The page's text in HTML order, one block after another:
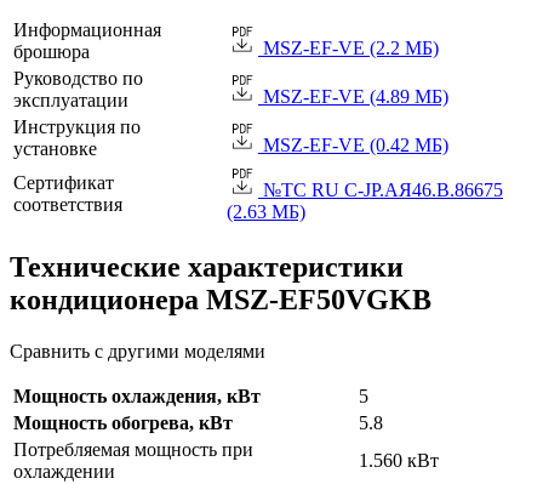
Информационная
брошюра
MSZ-EF-VE (2.2 МБ)
Руководство по
эксплуатации
MSZ-EF-VE (4.89 МБ)
Инструкция по
установке
MSZ-EF-VE (0.42 МБ)
Сертификат
соответствия
№TC RU C-JP.АЯ46.B.86675
(2.63 МБ)
Технические характеристики
кондиционера MSZ-EF50VGKB
Сравнить с другими моделями
Мощность охлаждения, кВт
5
Мощность обогрева, кВт
5.8
Потребляемая мощность при
охлаждении
1.560 кВт